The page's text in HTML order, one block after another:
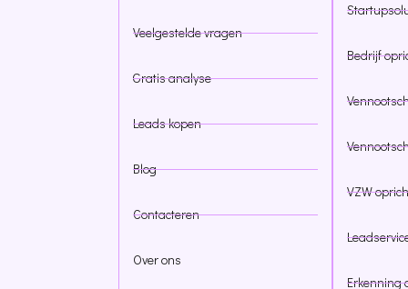
Veelgestelde vragen
Gratis analyse
Leads kopen
Blog
Contacteren
Over ons
Bedrijf
VZW
Erkenning